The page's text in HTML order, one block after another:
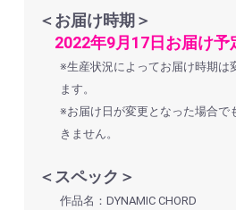
＜お届け時期＞
2022年9月17日お届け予
※生産状況によってお届け時期は
ます。
※お届け日が変更となった場合で
きません。
＜スペック＞
作品名：DYNAMIC CHORD